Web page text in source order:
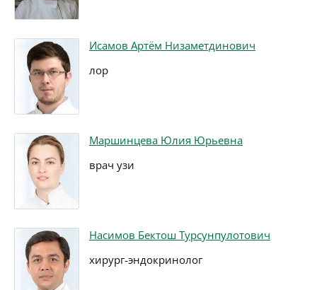
Исамов Артём Низаметдинович
лор
Маршинцева Юлия Юрьевна
врач узи
Насимов Бектош Турсунпулотович
хирург-эндокринолог